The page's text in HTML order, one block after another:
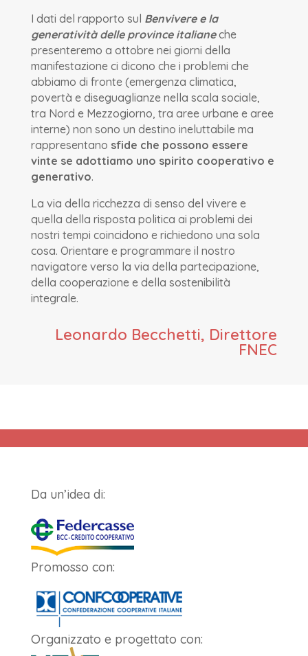
I dati del rapporto sul Benvivere e la
generatività delle province italianeche
presenteremo a ottobre nei giorni della
manifestazione ci dicono che i problemi che
abbiamo di fronte (emergenza climatica,
povertà e diseguaglianze nella scala sociale,
tra Nord e Mezzogiorno, tra aree urbane e aree
interne) non sono un destino ineluttabile ma
rappresentano sfide che possono essere
vinte se adottiamo uno spirito cooperativo e
generativo.
La via della ricchezza di senso del vivere e
quella della risposta politica ai problemi dei
nostri tempi coincidono e richiedono una sola
cosa. Orientare e programmare il nostro
navigatore verso la via della partecipazione,
della cooperazione e della sostenibilità
integrale.
Leonardo Becchetti, Direttore
FNEC
Da un’idea di:
Promosso con:
Organizzato e progettato con: